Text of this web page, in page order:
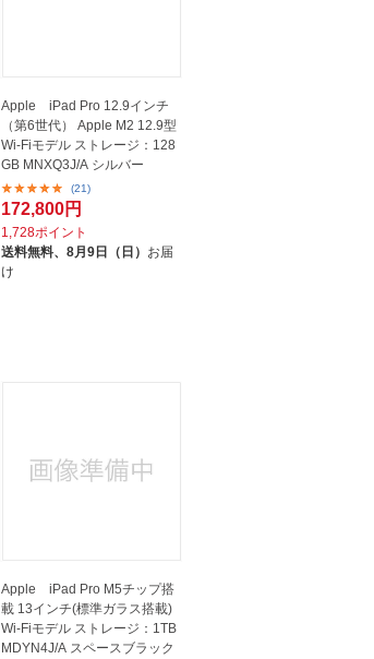
Apple iPad Pro 12.9インチ
（第6世代） Apple M2 12.9型
Wi-Fiモデル ストレージ：128
GB MNXQ3J/A シルバー
(21)
172,800円
1,728ポイント
送料無料、 8月9日（日） お届
け
Apple iPad Pro M5チップ搭
載 13インチ(標準ガラス搭載)
Wi-Fiモデル ストレージ：1TB
MDYN4J/A スペースブラック